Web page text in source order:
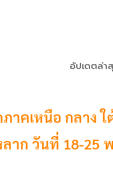
อัปเดตล่า
าคเหนือ กลาง
าก วันที่ 18-25